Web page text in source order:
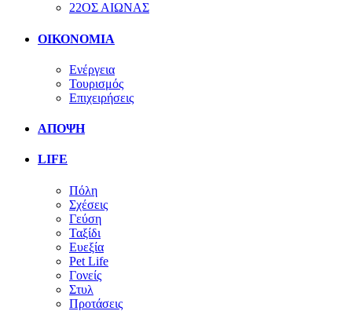
22ΟΣ ΑΙΩΝΑΣ
ΟΙΚΟΝΟΜΙΑ
Ενέργεια
Τουρισμός
Επιχειρήσεις
ΑΠΟΨΗ
LIFE
Πόλη
Σχέσεις
Γεύση
Ταξίδι
Ευεξία
Pet Life
Γονείς
Στυλ
Προτάσεις